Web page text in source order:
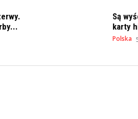
Są
karty
Polska